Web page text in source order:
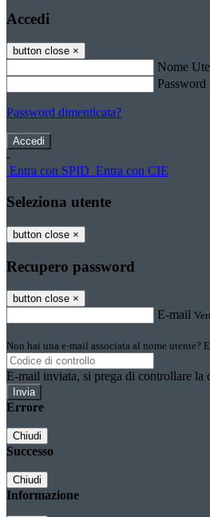
Accedi
button close ×
Nome
Password
Password dimenticata?
-
Entra con SPID Entra con CIE
Seleziona utente
button close ×
Recupero password
button close ×
E-mail
Non hai una e-mail associata al nome utente?
E-mail inviata, si prega di controllare la
Errore
Chiudi
Successo
Chiudi
Informazione